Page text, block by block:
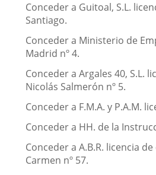
Conceder a Guitoal, S.L.
Santiago.
Conceder a Ministerio de
Madrid nº 4.
Conceder a Argales 40, S.L.
Nicolás Salmerón nº 5.
Conceder a F.M.A. y P.A.M.
Conceder a HH. de la
Conceder a A.B.R. licencia
Carmen nº 57.